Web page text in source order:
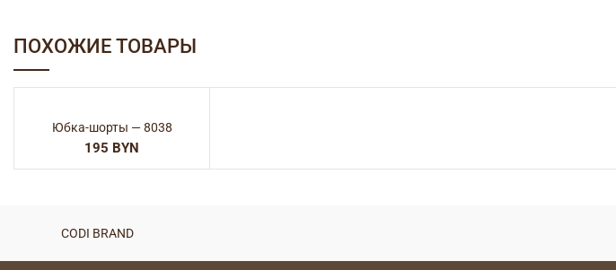
ПОХОЖИЕ ТОВАРЫ
Юбка-шорты — 8038
BYN
CODI BRAND